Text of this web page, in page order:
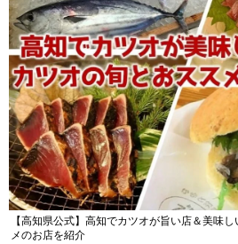
【高知県公式】高知でカツオが旨い店＆美味
メのお店を紹介